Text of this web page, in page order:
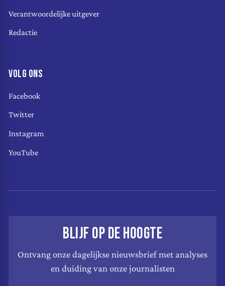
Verantwoordelijke uitgever
Redactie
VOLG ONS
Facebook
Twitter
Instagram
YouTube
BLIJF OP DE HOOGTE
Ontvang onze dagelijkse nieuwsbrief met analyses
en duiding van onze journalisten